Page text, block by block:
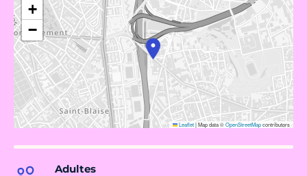
+
−
Leaflet|Map data ©OpenStreetMapcontributors
Adultes